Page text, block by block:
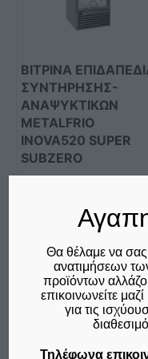
ΒΙΤΡΙΝΑ
ΣΥΝΤΗΡΗΣΗΣ-
ΑΝΑΨΥΚΤΙΚΩΝ
METALFRIO
INOVA520 SUPER
SUBZERO
Προσθήκη στο καλάθι
Σύγκριση
Αυτό
Θα θέλαμε να
ανατιμήσεων
προϊόντων
επικοινωνείτε
για τις
Τηλέφωνα